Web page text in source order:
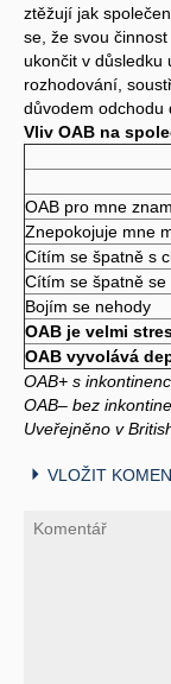
ztěžují jak
se, že svou
ukončit v důsledku
rozhodování,
důvodem odchodu
Vliv OAB na
OAB pro mne
Znepokojuje mne
Cítím se špatně s
Cítím se špatně se
Bojím se nehody
OAB je velmi
OAB vyvolává
OAB+ s
OAB– bez
Uveřejněno v
VLOŽIT